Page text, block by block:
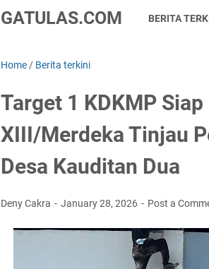
GATULAS.COM BERITA
Home / Berita terkini
Target 1 KDKMP
XIII/Merdeka Tinjau
Desa Kauditan Dua
Deny Cakra January 28, 2026 Post a